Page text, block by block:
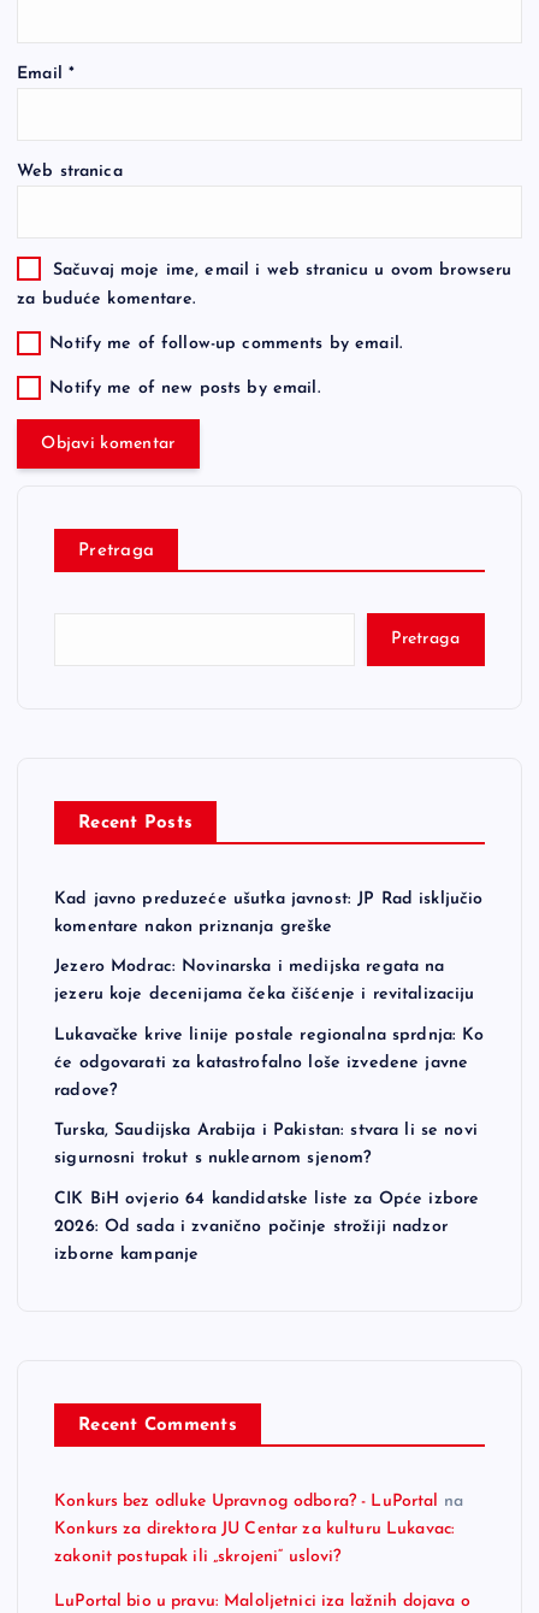
Email *
Web stranica
Sačuvaj moje ime, email i web stranicu u ovom browseru
za buduće komentare.
Notify me of follow-up comments by email.
Notify me of new posts by email.
Pretraga
Pretraga
Recent Posts
Kad javno preduzeće ušutka javnost: JP Rad isključio
komentare nakon priznanja greške
Jezero Modrac: Novinarska i medijska regata na
jezeru koje decenijama čeka čišćenje i revitalizaciju
Lukavačke krive linije postale regionalna sprdnja: Ko
će odgovarati za katastrofalno loše izvedene javne
radove?
Turska, Saudijska Arabija i Pakistan: stvara li se novi
sigurnosni trokut s nuklearnom sjenom?
CIK BiH ovjerio 64 kandidatske liste za Opće izbore
2026: Od sada i zvanično počinje strožiji nadzor
izborne kampanje
Recent Comments
Konkurs bez odluke Upravnog odbora? - LuPortal
na
Konkurs za direktora JU Centar za kulturu Lukavac:
zakonit postupak ili „skrojeni“ uslovi?
LuPortal bio u pravu: Maloljetnici iza lažnih dojava o